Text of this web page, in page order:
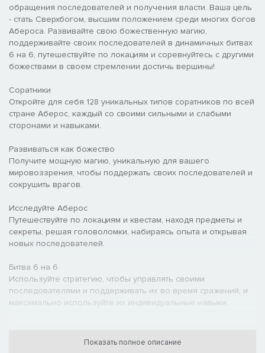
обращения последователей и получения власти. Ваша цель
- стать Сверхбогом, высшим положением среди многих богов
Абероса. Развивайте свою божественную магию,
поддерживайте своих последователей в динамичных битвах
6 на 6, путешествуйте по локациям и соревнуйтесь с другими
божествами в своем стремлении достичь вершины!
Cоратники
Откройте для себя 128 уникальных типов соратников по всей
стране Аберос, каждый со своими сильными и слабыми
сторонами и навыками.
Развиваться как божество
Получите мощную магию, уникальную для вашего
мировоззрения, чтобы поддержать своих последователей и
сокрушить врагов.
Исследуйте Аберос
Путешествуйте по локациям и квестам, находя предметы и
секреты, решая головоломки, набираясь опыта и открывая
новых последователей.
Битва 6 на 6
Используйте стратегию, чтобы управлять своими
последователями и поддерживать их во время сражений, и
максимально используйте их индивидуальные навыки.
Соревнуйтесь со своим соперником, сразитесь с другими
Показать полное описание